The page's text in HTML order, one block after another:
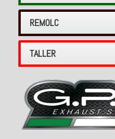
REMOLC
TALLER